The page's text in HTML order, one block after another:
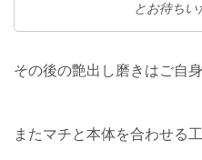
とお待ちい
その後の艶出し磨きはご自
またマチと本体を合わせる